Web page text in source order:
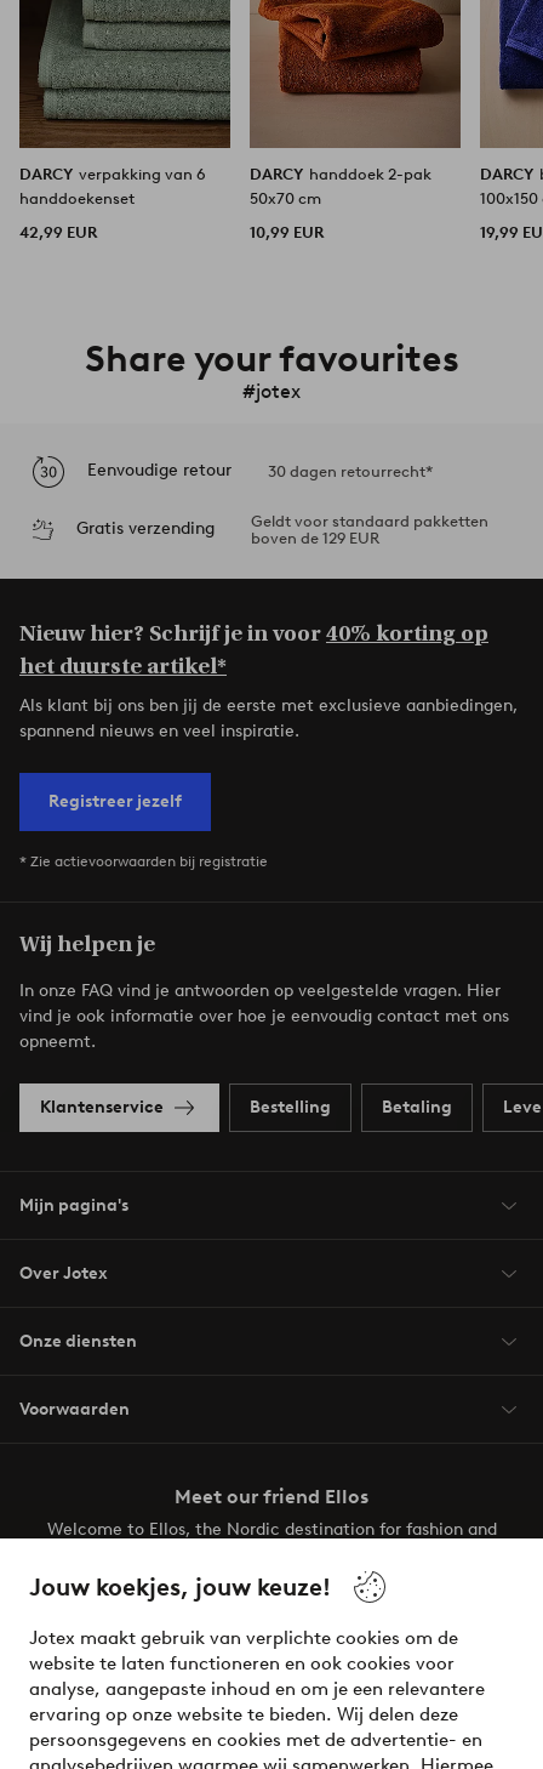
Jouw koekjes, jouw keuze!
Jotex maakt gebruik van verplichte cookies om de
website te laten functioneren en ook cookies voor
analyse, aangepaste inhoud en om je een relevantere
ervaring op onze website te bieden. Wij delen deze
persoonsgegevens en cookies met de advertentie- en
DARCY verpakking van 6
handdoekenset
42,99 EUR
DARCY handdoek 2-pak
50x70 cm
10,99 EUR
DARCY
19,99
Share your favourites
#jotex
Eenvoudige retour 30 dagen retourrecht*
Gratis verzending
Geldt voor standaard pakketten
boven de 129 EUR
Nieuw hier? Schrijf je in voor40% korting op
het duurste artikel*
Als klant bij ons ben jij de eerste met exclusieve aanbiedingen,
spannend nieuws en veel inspiratie.
Registreer jezelf
* Zie actievoorwaarden bij registratie
Wij helpen je
In onze FAQ vind je antwoorden op veelgestelde vragen. Hier
vind je ook informatie over hoe je eenvoudig contact met ons
opneemt.
Klantenservice Bestelling Betaling
Mijn pagina's
Over Jotex
Onze diensten
Voorwaarden
Meet our friend Ellos
Welcome to Ellos, the Nordic destination for fashion and
your wardrobe. Your next inspiring look is here!
Veilig betalen - Nu betalen of opsplitsen